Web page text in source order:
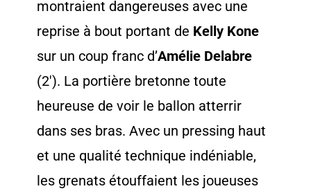
montraient dangereuses avec une
reprise à bout portant de Kelly Kone
sur un coup franc d’Amélie Delabre
(2′). La portière bretonne toute
heureuse de voir le ballon atterrir
dans ses bras. Avec un pressing haut
et une qualité technique indéniable,
les grenats étouffaient les joueuses